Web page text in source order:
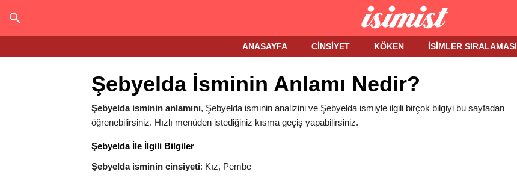
ANASAYFA CINSIYET KÖKEN İSIMLER SIRALAMASI
Şebyelda İsminin Anlamı Nedir?
Şebyelda isminin anlamını, Şebyelda isminin analizini ve Şebyelda ismiyle ilgili birçok bilgiyi bu sayfadan
öğrenebilirsiniz. Hızlı menüden istediğiniz kısma geçiş yapabilirsiniz.
Şebyelda İle İlgili Bilgiler
Şebyelda isminin cinsiyeti: Kız, Pembe